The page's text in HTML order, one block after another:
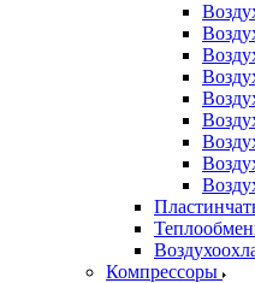
Компрессоры